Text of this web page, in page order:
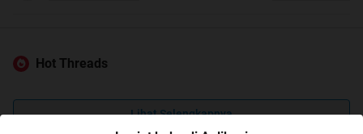
Hot Threads
Lihat Selengkapnya